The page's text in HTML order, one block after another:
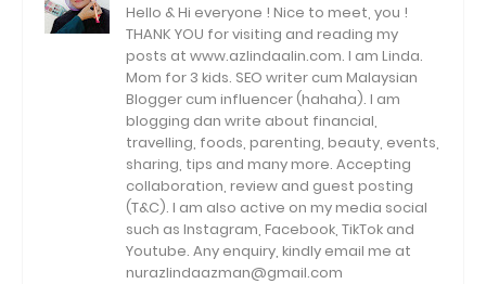
Hello & Hi everyone ! Nice to meet, you !
THANK YOU for visiting and reading my
posts at www.azlindaalin.com. I am Linda.
Mom for 3 kids. SEO writer cum Malaysian
Blogger cum influencer (hahaha). I am
blogging dan write about financial,
travelling, foods, parenting, beauty, events,
sharing, tips and many more. Accepting
collaboration, review and guest posting
(T&C). I am also active on my media social
such as Instagram, Facebook, TikTok and
Youtube. Any enquiry, kindly email me at
nurazlindaazman@gmail.com